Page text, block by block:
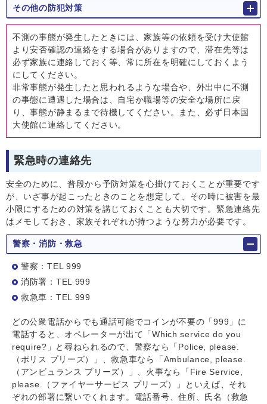
その他の防犯対策
不測の事態が発⽣したときには、家族等の依頼を受け⼤使館
より安否確認の連絡をする場合がありますので、滞在先等は
必ず家族に連絡しておく等、常に所在を明確にしておくよう
にしてください。
⾮常事態が発⽣したと思われるような場合や、外出中に不測
の事態に遭遇した場合は、⾃宅か職場等の安全な場所に戻
り、事態が静まるまで待機してください。また、必ず⽇本国
⼤使館に連絡してください。
緊急時の連絡先
安全のために、普段から予防対策を心掛けておくことが重要です
が、いざ事が起こったときのことを想定して、その時に被害を最
小限にするための対策を講じておくことも大切です。緊急連絡先
はメモしておき、家族それぞれが持つような努力が必要です。
警察・消防・救急
警察：TEL 999
消防署：TEL 999
救急⾞：TEL 999
どの公衆電話からでも通話可能でコインが不要の「999」に
電話すると、オペレーターが出て「Which service do you
require?」と尋ねられるので、警察なら「Police, please.
（ポリス プリーズ）」、救急車なら「Ambulance, please.
（アンビュランス プリーズ）」、火事なら「Fire Service,
please.（ファイヤーサービス プリーズ）」といえば、それ
ぞれの部署に繋いでくれます。電話番号、住所、氏名（救急